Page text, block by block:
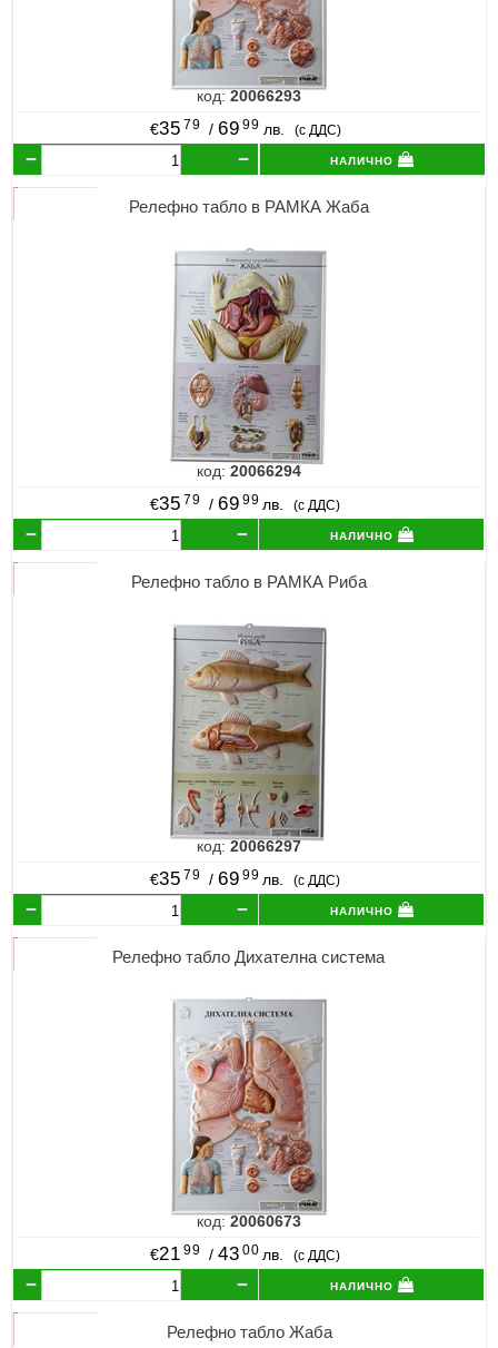
код:20066293
€35 79 /69 99 лв. (с ДДС)
налично
Релефно табло в РАМКА Жаба
код: 20066294
€35 79 / 69 99 лв. (с ДДС)
налично
Релефно табло в РАМКА Риба
код: 20066297
€35 79 / 69 99 лв. (с ДДС)
налично
Релефно табло Дихателна система
код:20060673
€21 99 / 43 00 лв. (с ДДС)
налично
Релефно табло Жаба